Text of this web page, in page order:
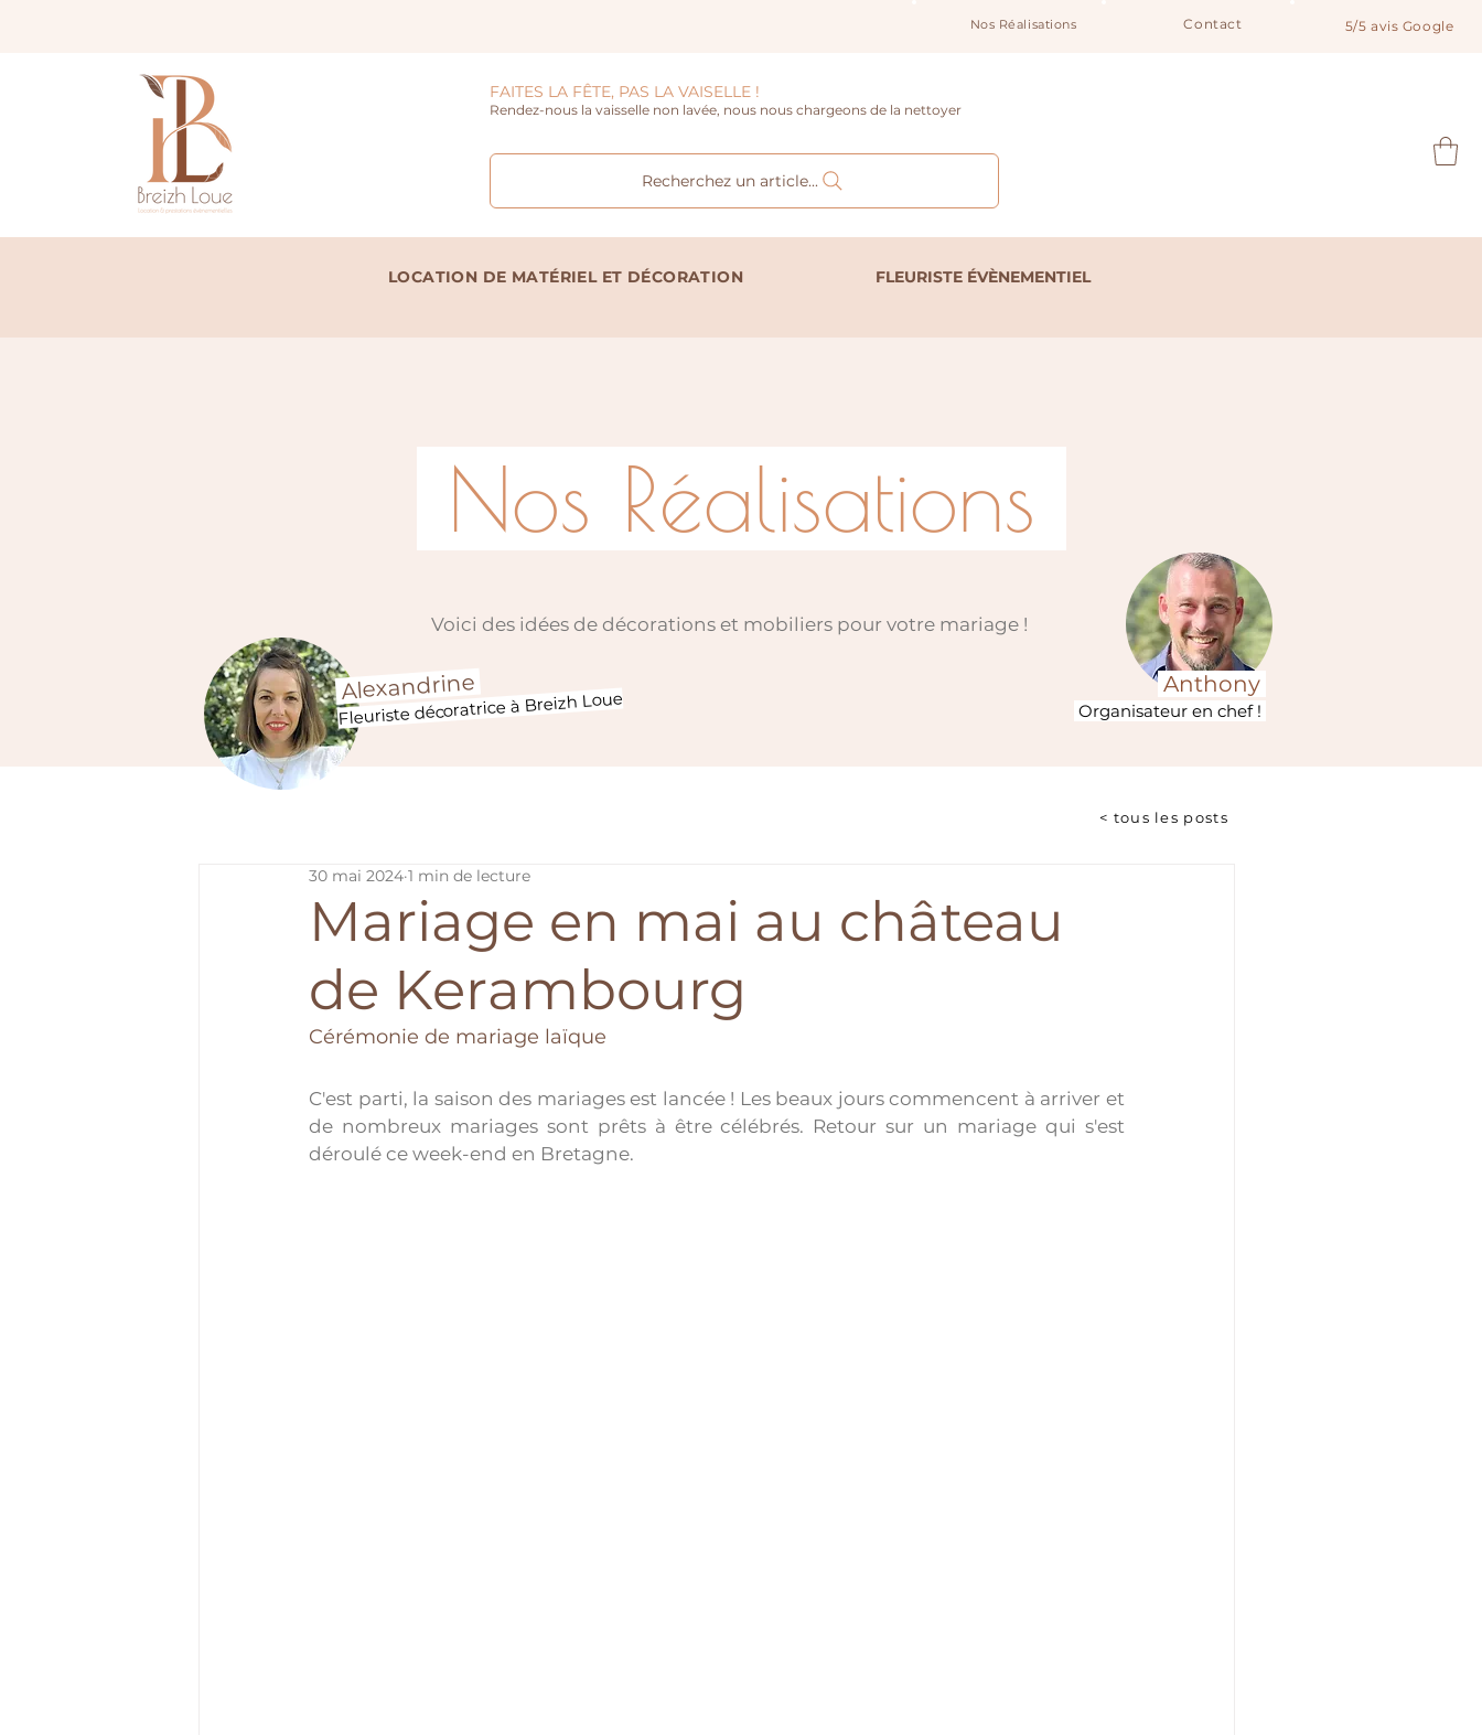
5/5 avis Google
Contact
Nos Réalisations
FAITES LA FÊTE, PAS LA VAISELLE !
Rendez-nous la vaisselle non lavée, nous nous chargeons de la nettoyer
Recherchez un article...
LOCATION DE MATÉRIEL ET DÉCORATION FLEURISTE ÉVÈNEMENTIEL
Alexandrine
Fleuriste décoratrice à Breizh Loue
Anthony
Organisateur en chef !
Nos Réalisations
Voici des idées de décorations et mobiliers pour votre mariage !
< tous les posts
Mariage en mai au château
de Kerambourg
30 mai 2024 1 min de lecture
Cérémonie de mariage laïque
C'est parti, la saison des mariages est lancée ! Les beaux jours commencent à arriver et
de nombreux mariages sont prêts à être célébrés. Retour sur un mariage qui s'est
déroulé ce week-end en Bretagne.